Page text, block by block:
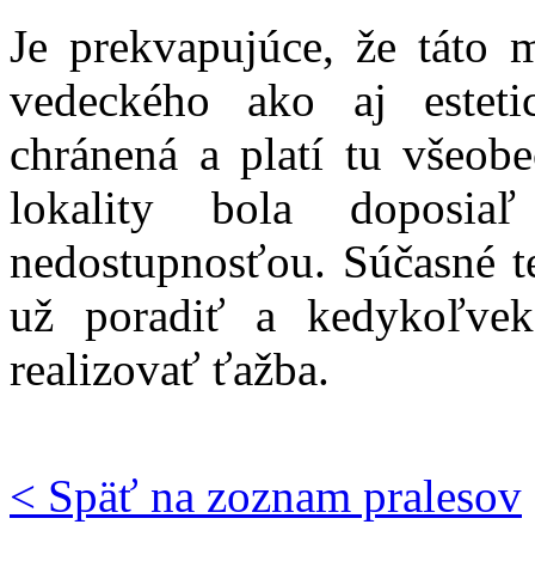
Je prekvapujúce, že táto
vedeckého ako aj
chránená a platí tu
lokality bola doposiaľ
nedostupnosťou. Súčasné
už poradiť a
realizovať ťažba.
< Späť na zoznam pralesov